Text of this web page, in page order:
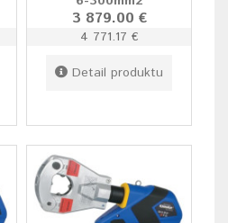
3 879.00 €
4 771.17 €
Detail produktu